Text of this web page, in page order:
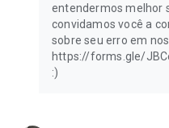
entendermos melhor
convidamos você a
sobre seu erro em
https://forms.gle/
:)